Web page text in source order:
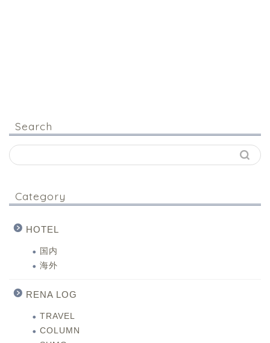
Search
Category
HOTEL
国内
海外
RENA LOG
TRAVEL
COLUMN